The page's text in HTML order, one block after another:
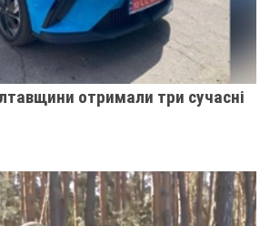
отримали три сучасні